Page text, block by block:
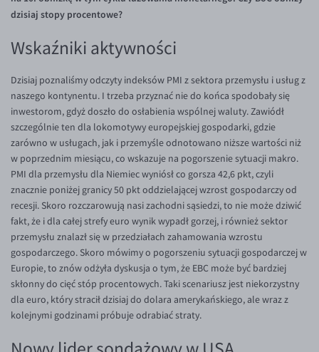
Inne pary walutowe
BGN/PLN
CAD/PLN
CNY/PLN
HKD/PLN
HUF/PLN
ILS/PLN
JPY/PLN
NZD/PLN
RON/PLN
SGD/PLN
TRY/PLN
ZAR/PLN
EUR/USD
Aplikacja mobilna
Pomoc
Pomoc
Konto i opłaty
Wymiana walut
Banki i przelewy
Przelewy zagraniczne
Słowniczek
Poradnik
Kontakt
Dla mediów
dzisiaj stopy procentowe?
Wskaźniki aktywności
Dzisiaj poznaliśmy odczyty indeksów PMI z sektora przemysłu i usług z
naszego kontynentu. I trzeba przyznać nie do końca spodobały się
inwestorom, gdyż doszło do osłabienia wspólnej waluty. Zawiódł
szczególnie ten dla lokomotywy europejskiej gospodarki, gdzie
zarówno w usługach, jak i przemyśle odnotowano niższe wartości niż
w poprzednim miesiącu, co wskazuje na pogorszenie sytuacji makro.
PMI dla przemysłu dla Niemiec wyniósł co gorsza 42,6 pkt, czyli
znacznie poniżej granicy 50 pkt oddzielającej wzrost gospodarczy od
recesji. Skoro rozczarowują nasi zachodni sąsiedzi, to nie może dziwić
fakt, że i dla całej strefy euro wynik wypadł gorzej, i również sektor
przemysłu znalazł się w przedziałach zahamowania wzrostu
gospodarczego. Skoro mówimy o pogorszeniu sytuacji gospodarczej w
Europie, to znów odżyła dyskusja o tym, że EBC może być bardziej
skłonny do cięć stóp procentowych. Taki scenariusz jest niekorzystny
dla euro, który stracił dzisiaj do dolara amerykańskiego, ale wraz z
kolejnymi godzinami próbuje odrabiać straty.